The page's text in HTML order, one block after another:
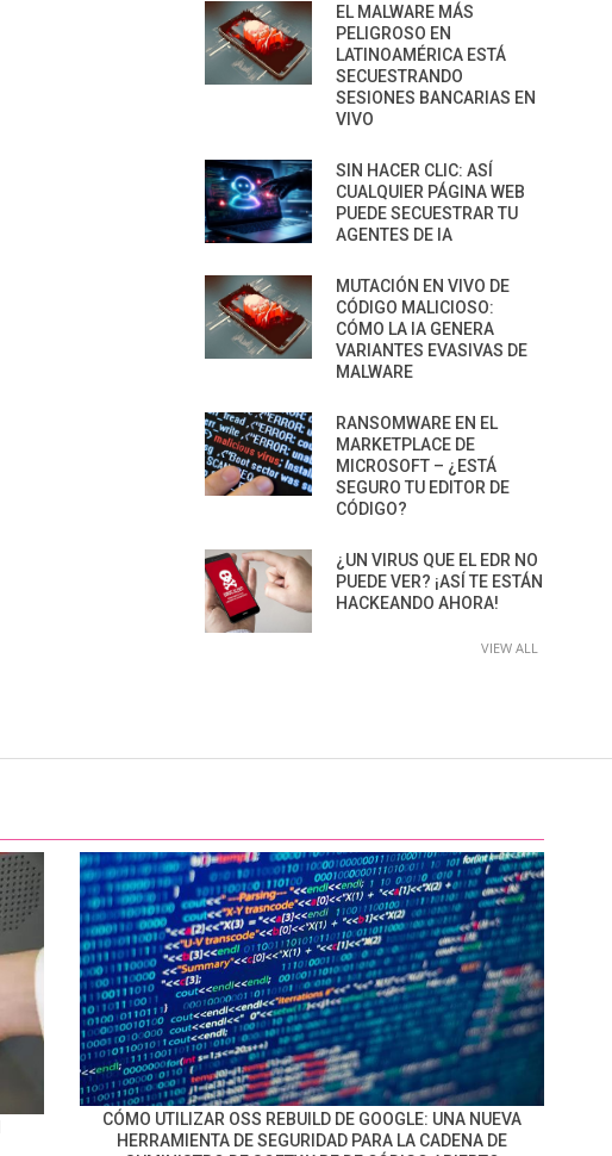
EL MALWARE MÁS
PELIGROSO EN
LATINOAMÉRICA ESTÁ
SECUESTRANDO
SESIONES BANCARIAS EN
VIVO
SIN HACER CLIC: ASÍ
CUALQUIER PÁGINA WEB
PUEDE SECUESTRAR TU
AGENTES DE IA
MUTACIÓN EN VIVO DE
CÓDIGO MALICIOSO:
CÓMO LA IA GENERA
VARIANTES EVASIVAS DE
MALWARE
RANSOMWARE EN EL
MARKETPLACE DE
MICROSOFT – ¿ESTÁ
SEGURO TU EDITOR DE
CÓDIGO?
¿UN VIRUS QUE EL EDR NO
PUEDE VER? ¡ASÍ TE ESTÁN
HACKEANDO AHORA!
VIEW ALL
CÓMO UTILIZAR OSS REBUILD DE GOOGLE: UNA NUEVA
HERRAMIENTA DE SEGURIDAD PARA LA CADENA DE